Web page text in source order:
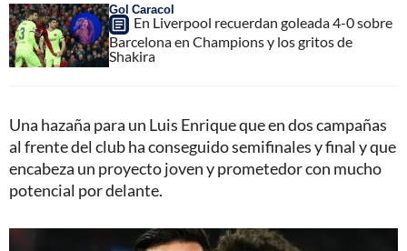
Gol Caracol
En Liverpool recuerdan goleada 4-0 sobre
Barcelona en Champions y los gritos de
Shakira
Una hazaña para un Luis Enrique que en dos campañas
al frente del club ha conseguido semifinales y final y que
encabeza un proyecto joven y prometedor con mucho
potencial por delante.